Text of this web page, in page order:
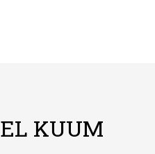
KUUM